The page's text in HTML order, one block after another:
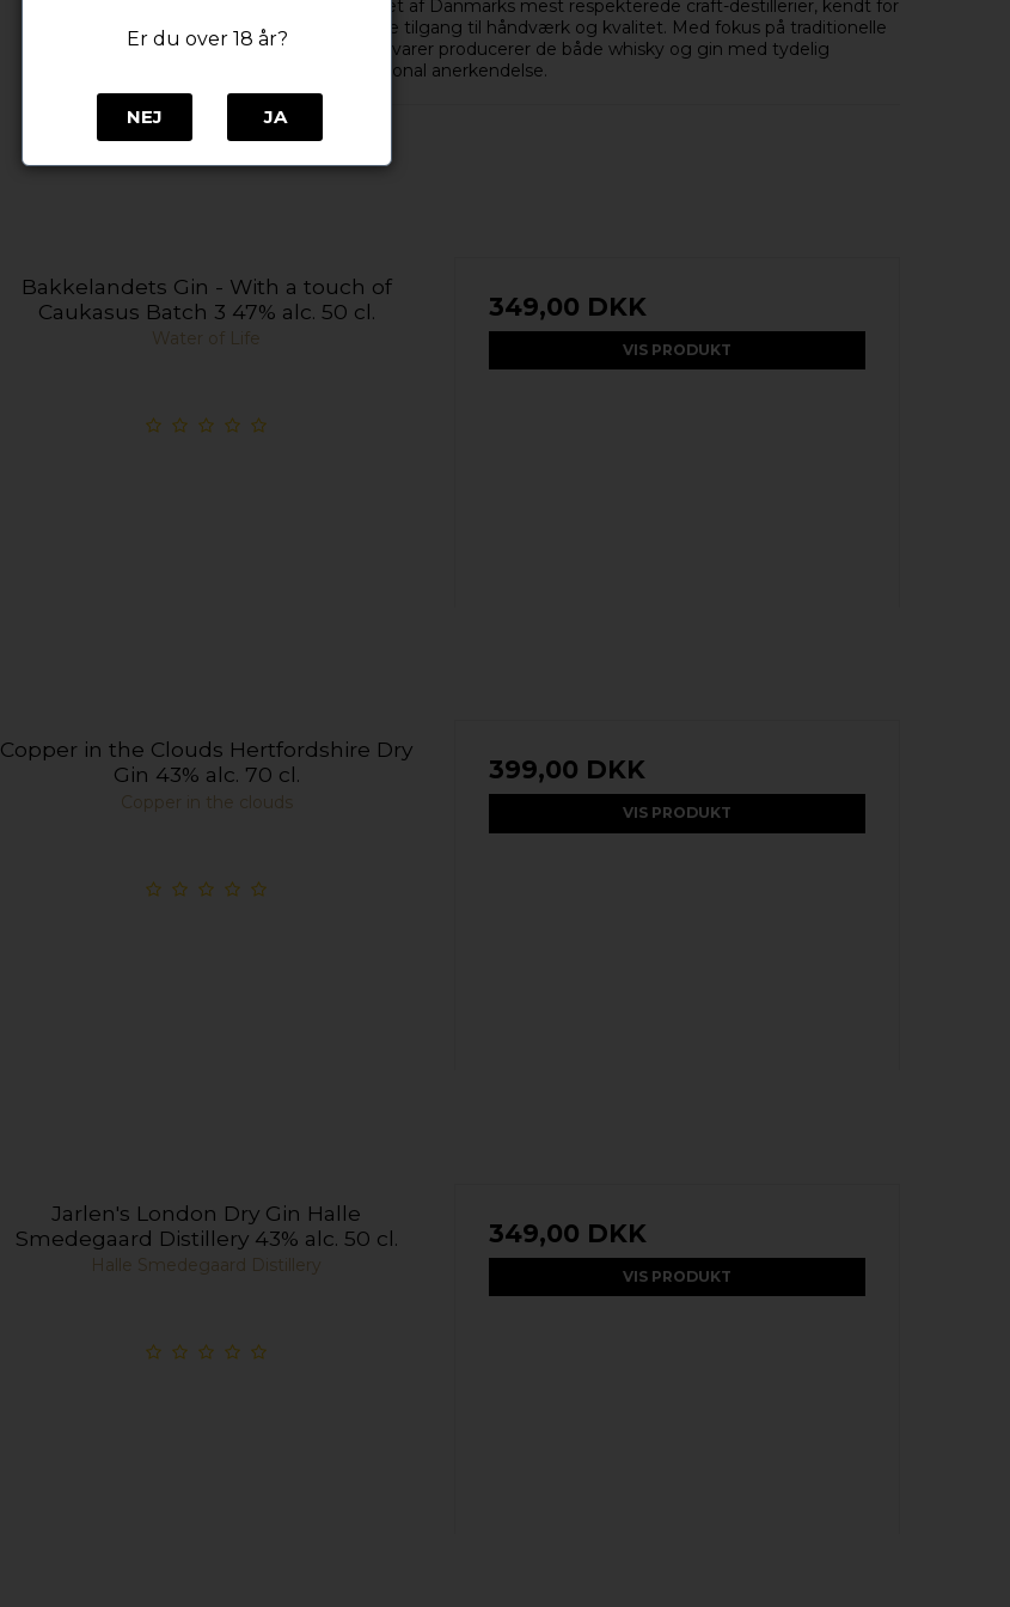
Stauning Whisky er et af Danmarks mest respekterede craft-destillerier, kendt for
deres kompromisløse tilgang til håndværk og kvalitet. Med fokus på traditionelle
metoder og lokale råvarer producerer de både whisky og gin med tydelig
identitet og international anerkendelse.
Bakkelandets Gin - With a touch of
Caukasus Batch 3 47% alc. 50 cl.
Water of Life
349,00 DKK
VIS PRODUKT
Copper in the Clouds Hertfordshire Dry
Gin 43% alc. 70 cl.
Copper in the clouds
399,00 DKK
VIS PRODUKT
Jarlen's London Dry Gin Halle
Smedegaard Distillery 43% alc. 50 cl.
Halle Smedegaard Distillery
349,00 DKK
VIS PRODUKT
Er du over 18 år?
NEJ JA